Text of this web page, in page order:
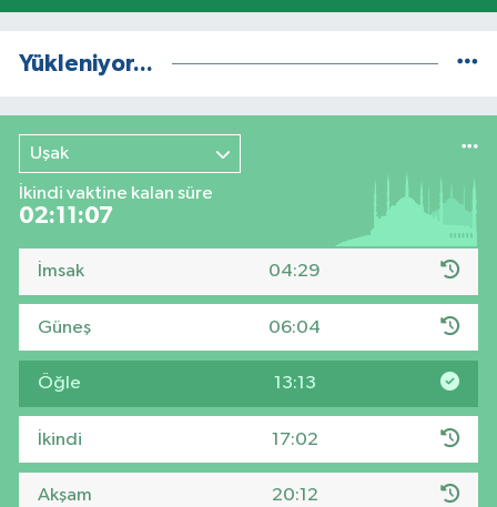
Yükleniyor...
Uşak
İkindi vaktine kalan süre
02:11:07
İmsak 04:29
Güneş 06:04
Öğle 13:13
İkindi 17:02
Akşam 20:12